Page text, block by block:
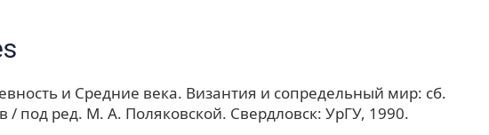
и Средние века. Византия и сопредельный мир: сб.
/ под ред. М. А. Поляковской. Свердловск: УрГУ, 1990.